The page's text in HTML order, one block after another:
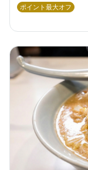
豊富
ポイント最大オフ